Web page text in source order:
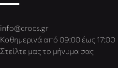
info@crocs.gr
Καθημερινά από 09:00 έως 17:00
Στείλτε μας το μήνυμα σας